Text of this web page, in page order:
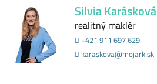
Silvia Karásková
realitný maklér
+421 911 697 629
karaskova@mojark.sk